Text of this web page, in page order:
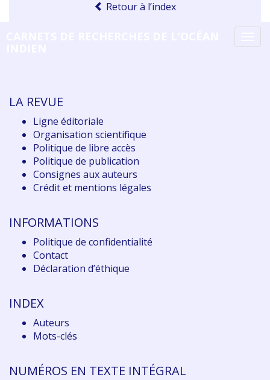
Retour à l’index
LA REVUE
Ligne éditoriale
Organisation scientifique
Politique de libre accès
Politique de publication
Consignes aux auteurs
Crédit et mentions légales
INFORMATIONS
Politique de confidentialité
Contact
Déclaration d’éthique
INDEX
Auteurs
Mots-clés
NUMÉROS EN TEXTE INTÉGRAL